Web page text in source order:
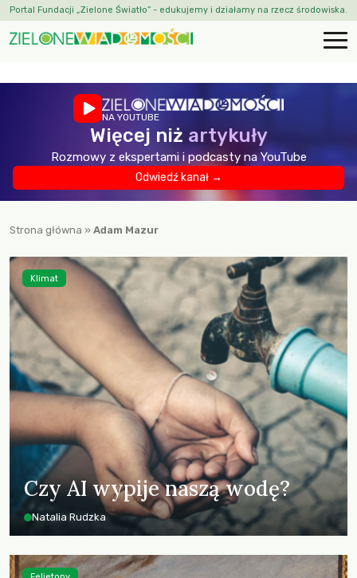
Portal Fundacji „Zielone Światło” - edukujemy i działamy na rzecz środowiska.
NA YOUTUBE
Więcej niż artykuły
Rozmowy z ekspertami i podcasty na YouTube
Odwiedź kanał →
Strona główna » Adam Mazur
Czy AI wypije naszą wodę?
Natalia Rudzka
Klimat